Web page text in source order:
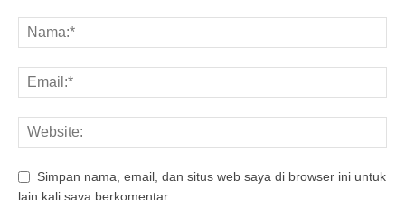
Simpan nama, email, dan situs web saya di browser ini untuk
lain kali saya berkomentar.